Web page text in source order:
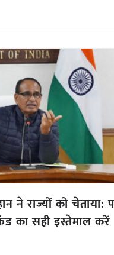
ने राज्यों को चेताया:
का सही इस्तेमाल करें